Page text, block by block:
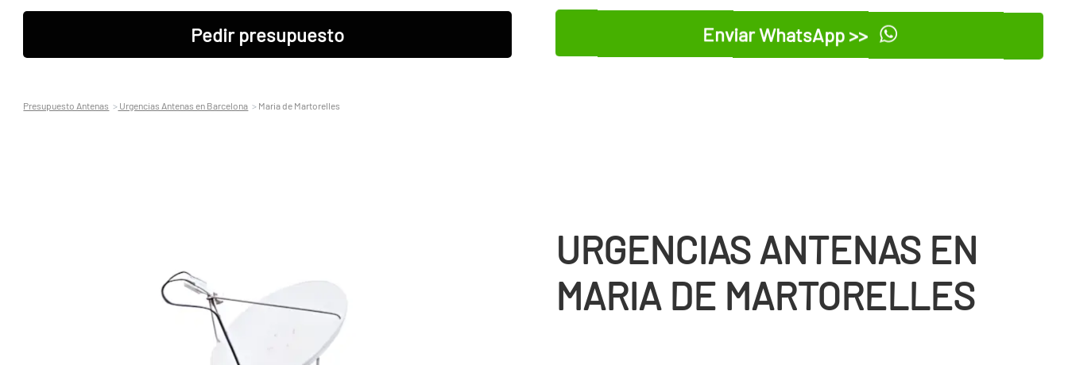
Pedir presupuesto Enviar WhatsApp >>
Presupuesto Antenas Urgencias Antenas en Barcelona Maria de Martorelles
URGENCIAS ANTENAS EN
MARIA DE MARTORELLES